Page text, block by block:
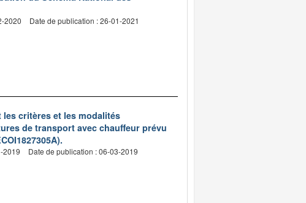
2020 Date de publication : 26-01-2021
les critères et les modalités
de transport avec chauffeur prévu
2019 Date de publication : 06-03-2019